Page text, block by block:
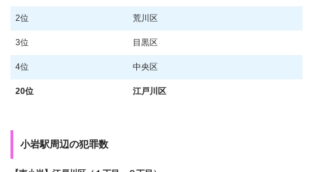
2位 荒川区
3位 目黒区
4位 中央区
20位 江戸川区
小岩駅周辺の犯罪数